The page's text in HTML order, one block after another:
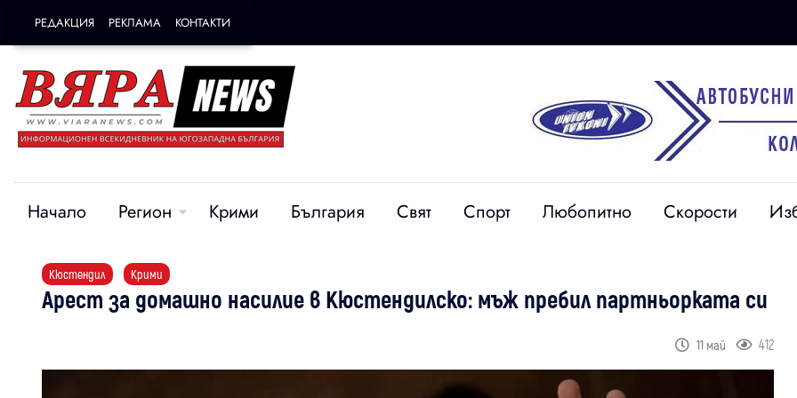
РЕДАКЦИЯ РЕКЛАМА КОНТАКТИ
Начало Регион Крими България Свят Спорт Любопитно Скорости
Кюстендил Крими
Арест за домашно насилие в Кюстендилско: мъж пребил партньорката си
11 май 412